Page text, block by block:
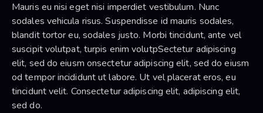
Mauris eu nisi eget nisi imperdiet vestibulum. Nunc
sodales vehicula risus. Suspendisse id mauris sodales,
blandit tortor eu, sodales justo. Morbi tincidunt, ante vel
suscipit volutpat, turpis enim volutpSectetur adipiscing
elit, sed do eiusm onsectetur adipiscing elit, sed do eiusm
od tempor incididunt ut labore. Ut vel placerat eros, eu
tincidunt velit. Consectetur adipiscing elit, adipiscing elit,
sed do.